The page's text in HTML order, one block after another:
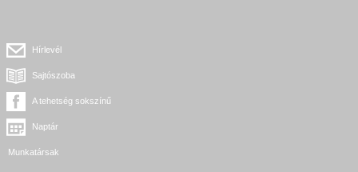
Hírlevél
Sajtószoba
A tehetség sokszínű
Naptár
Munkatársak